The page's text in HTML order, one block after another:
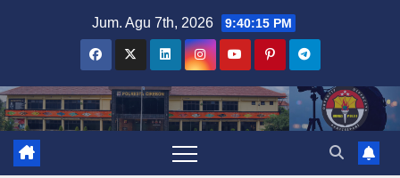
Jum. Agu 7th, 2026 9:40:16 PM